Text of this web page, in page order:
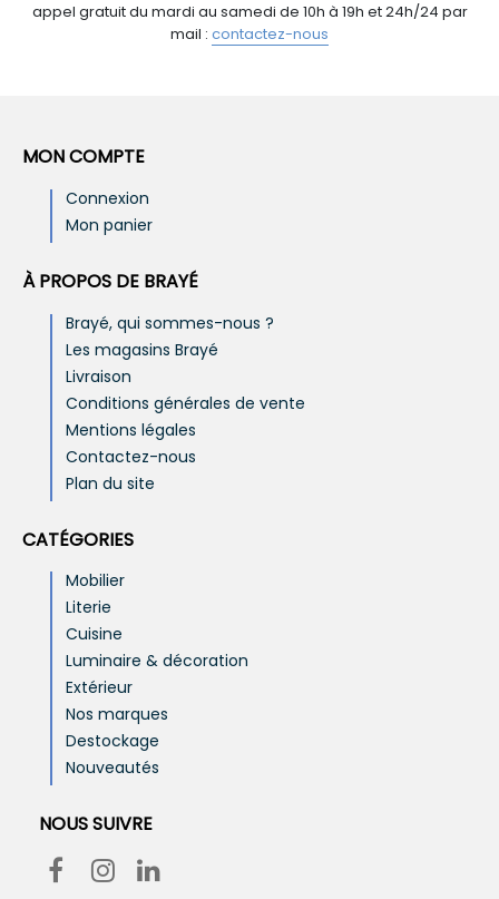
appel gratuit du mardi au samedi de 10h à 19h et 24h/24 par
mail : contactez-nous
MON COMPTE
Connexion
Mon panier
À PROPOS DE BRAYÉ
Brayé, qui sommes-nous ?
Les magasins Brayé
Livraison
Conditions générales de vente
Mentions légales
Contactez-nous
Plan du site
CATÉGORIES
Mobilier
Literie
Cuisine
Luminaire & décoration
Extérieur
Nos marques
Destockage
Nouveautés
NOUS SUIVRE